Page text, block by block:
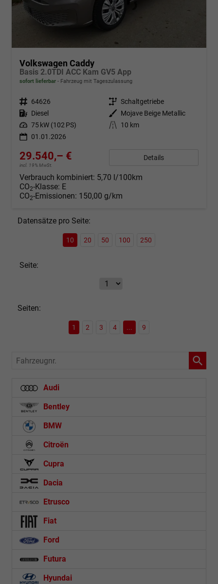
Volkswagen Caddy
Basis 2.0TDI ACC Kam GV5 App
sofort lieferbar Fahrzeug mit Tageszulassung
Fahrzeugnr. 64626 Getriebe Schaltgetriebe
Kraftstoff Diesel Außenfarbe
Mojave Beige Metallic
Leistung 75 kW (102 PS) Kilometerstand
10 km
01.01.2026
29.540,– €
incl. 19% MwSt.
Details
Verbrauch kombiniert: 5,70 l/100km
CO2-Klasse: E
CO2-Emissionen: 150,00 g/km
Datensätze pro Seite:
10 20 50 100 250
Seite:
Seiten:
1 2 3 4 ... 9
Fahrzeugnr.
Audi
Bentley
BMW
Citroën
Cupra
Dacia
Etrusco
Fiat
Ford
Futura
Hyundai